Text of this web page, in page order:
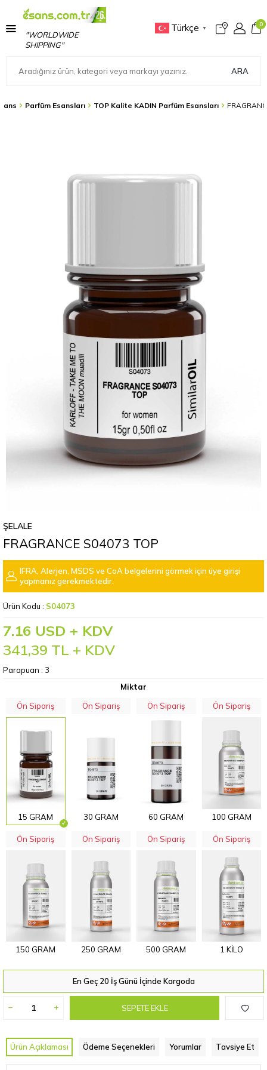
"WORLDWIDE
SHIPPING"
Türkçe ▼
0
ARA
Parfüm Esansları TOP Kalite KADIN Parfüm Esansları
ŞELALE
FRAGRANCE S04073 TOP
IFRA, Alerjen, MSDS ve CoA belgelerini görmek için üye girişi
yapmanız gerekmektedir.
Ürün Kodu : S04073
7.16 USD + KDV
341,39 TL + KDV
Parapuan : 3
Miktar
Ön Sipariş
15 GRAM
Ön Sipariş
30 GRAM
Ön Sipariş
60 GRAM
Ön Sipariş
100 GRAM
Ön Sipariş
150 GRAM
Ön Sipariş
250 GRAM
Ön Sipariş
500 GRAM
Ön Sipariş
1 KİLO
En Geç 20 İş Günü İçinde Kargoda
SEPETE EKLE
Ürün Açıklaması Ödeme Seçenekleri Yorumlar Tavsiye Et